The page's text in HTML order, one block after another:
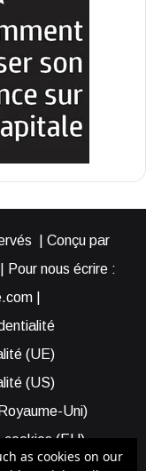
| Conçu par
Pour nous écrire :
|
(UE)
(US)
Uni)
cookies (EU)
Policy (US)
as cookies on our